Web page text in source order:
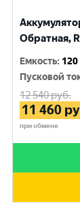
Обратная,
Емкость:
Пусковой
12 540руб.
11 460
при обмене